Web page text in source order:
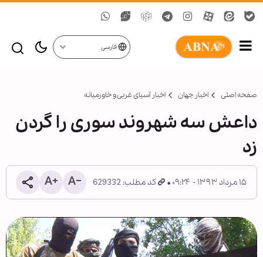
فارسی
صفحه اصلی اخبار جهان اخبار آسیای غربی و خاورمیانه
داعش سه شهروند سوری را گردن
زد
۱۵ مرداد ۱۳۹۳ - ۰۹:۲۴ کد مطلب: 629332